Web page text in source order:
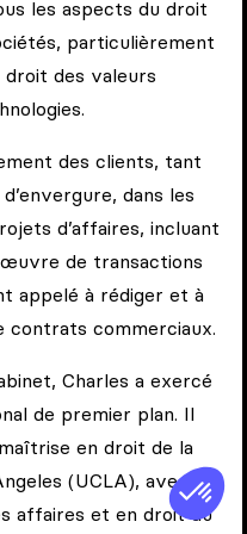
les aspects du droit
particulièrement
droit des valeurs
des clients, tant
dans les
d’affaires, incluant
de transactions
appelé à rédiger et à
contrats commerciaux.
Charles a exercé
de premier plan. Il
en droit de la
(UCLA), avec
affaires et en droit du